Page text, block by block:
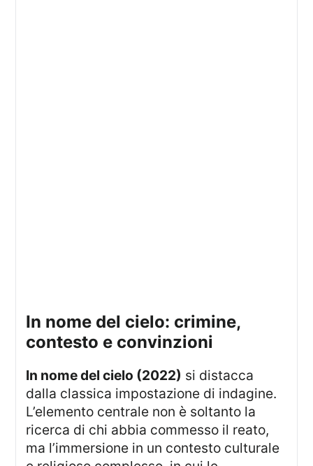
in nome del cielo: crimine,
contesto e convinzioni
In nome del cielo (2022) si distacca
dalla classica impostazione di indagine.
L’elemento centrale non è soltanto la
ricerca di chi abbia commesso il reato,
ma l’immersione in un contesto culturale